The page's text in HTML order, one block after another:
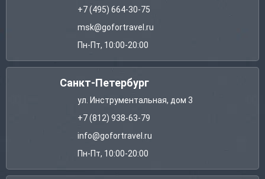
+7 (495) 664-30-75
msk@gofortravel.ru
Пн-Пт, 10:00-20:00
Санкт-Петербург
ул. Инструментальная, дом 3
+7 (812) 938-63-79
info@gofortravel.ru
Пн-Пт, 10:00-20:00